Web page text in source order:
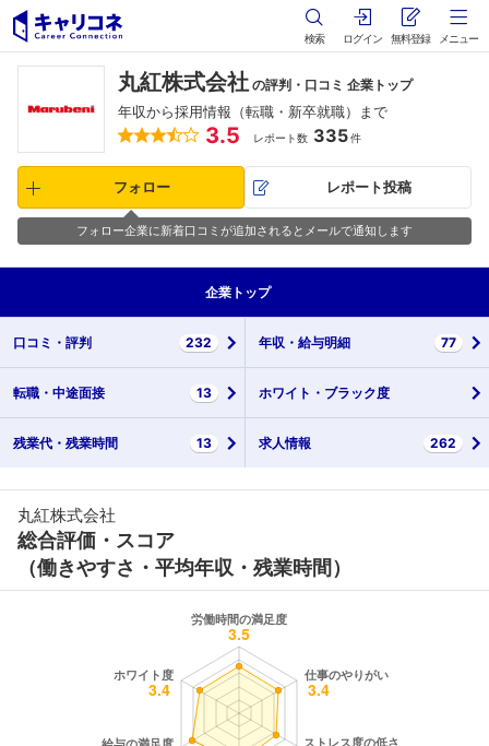
検索 ログイン 無料登録 メニュー
丸紅株式会社 の評判・口コミ 企業トップ
年収から採用情報（転職・新卒就職）まで
3.5 レポート数 335件
フォロー レポート投稿
フォロー企業に新着口コミが追加されるとメールで通知します
企業 トップ
口コミ・ 評判 232 年収・ 給与明細 77
転職・ 中途面接 13 ホワイト・ ブラック度
残業代・ 残業時間 13 求人情報 262
丸紅株式会社
総合評価・スコア
（働きやすさ・平均年収・残業時間）